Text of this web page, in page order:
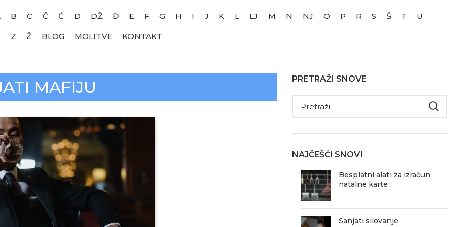
B C Č Ć D DŽ Đ E F G H I J K L LJ M N NJ O P R S Š T U
Z Ž BLOG MOLITVE KONTAKT
MAFIJU PRETRAŽI SNOVE
NAJČEŠĆI SNOVI
Besplatni alati za izračun
natalne karte
Sanjati silovanje